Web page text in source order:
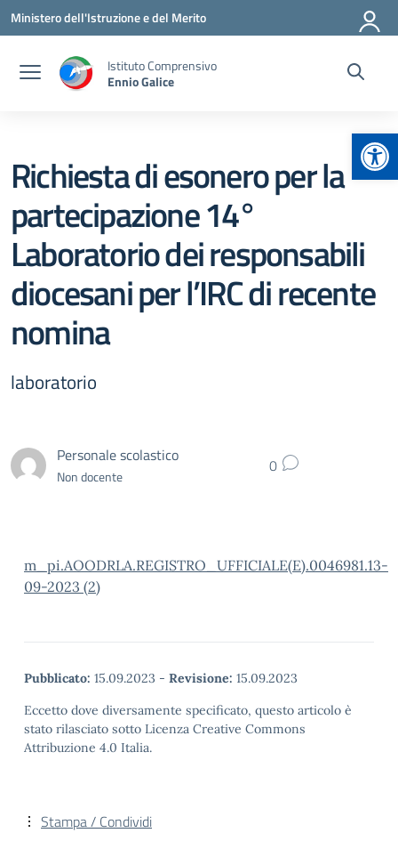
Vai ai contenuti
Vai al menu di navigazione
Vai al footer
Ministero dell'Istruzione e del Merito
Istituto Comprensivo
Ennio Galice
Richiesta di esonero per la
partecipazione 14°
Laboratorio dei responsabili
diocesani per l’IRC di recente
nomina
laboratorio
Personale scolastico
Non docente 0
m_pi.AOODRLA.REGISTRO_UFFICIALE(E).0046981.13-
09-2023 (2)
Pubblicato: 15.09.2023 - Revisione: 15.09.2023
Eccetto dove diversamente specificato, questo articolo è
stato rilasciato sotto Licenza Creative Commons
Attribuzione 4.0 Italia.
Stampa / Condividi